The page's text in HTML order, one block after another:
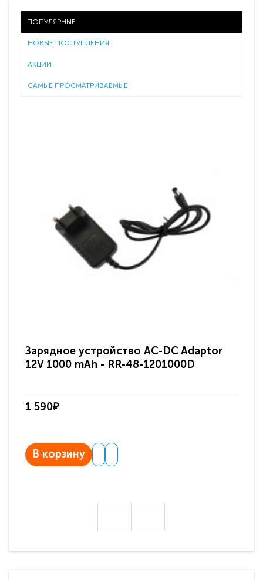
ПОПУЛЯРНЫЕ
НОВЫЕ ПОСТУПЛЕНИЯ
АКЦИИ
САМЫЕ ПРОСМАТРИВАЕМЫЕ
Зарядное устройство AC-DC Adaptor
12V 1000 mAh - RR-48-1201000D
1 590₽
В корзину